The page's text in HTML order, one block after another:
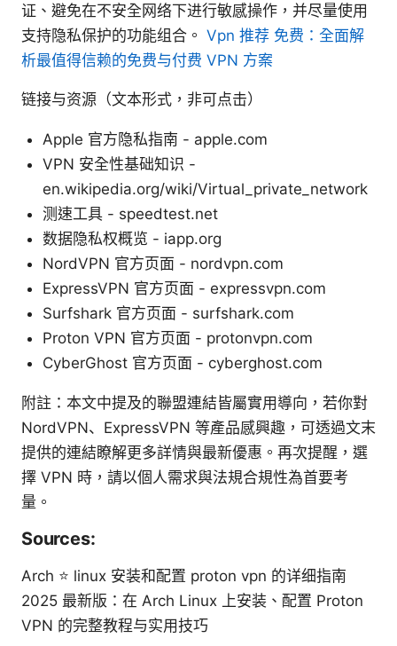
证、避免在不安全网络下进行敏感操作，并尽量使用
支持隐私保护的功能组合。 Vpn 推荐 免费：全面解
析最值得信赖的免费与付费 VPN 方案
链接与资源（文本形式，非可点击）
Apple 官方隐私指南 - apple.com
VPN 安全性基础知识 -
en.wikipedia.org/wiki/Virtual_private_network
测速工具 - speedtest.net
数据隐私权概览 - iapp.org
NordVPN 官方页面 - nordvpn.com
ExpressVPN 官方页面 - expressvpn.com
Surfshark 官方页面 - surfshark.com
Proton VPN 官方页面 - protonvpn.com
CyberGhost 官方页面 - cyberghost.com
附註：本文中提及的聯盟連結皆屬實用導向，若你對
NordVPN、ExpressVPN 等產品感興趣，可透過文末
提供的連結瞭解更多詳情與最新優惠。再次提醒，選
擇 VPN 時，請以個人需求與法規合規性為首要考
量。
Sources:
Arch ⭐ linux 安装和配置 proton vpn 的详细指南
2025 最新版：在 Arch Linux 上安装、配置 Proton
VPN 的完整教程与实用技巧